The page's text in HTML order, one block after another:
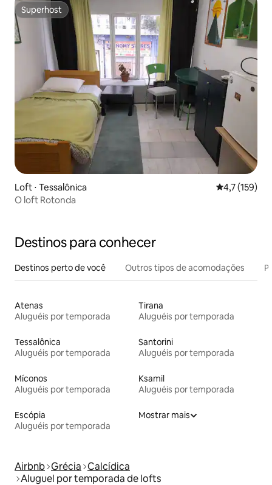
Superhost
Superhost
Loft ⋅ Tessalônica 4,7 de uma
4,7 (159)
O loft Rotonda
Destinos para conhecer
Destinos perto de você Outros tipos de acomodações
Atenas
Aluguéis por temporada
Tirana
Aluguéis por temporada
Tessalônica
Aluguéis por temporada
Santorini
Aluguéis por temporada
Míconos
Aluguéis por temporada
Ksamil
Aluguéis por temporada
Escópia
Aluguéis por temporada
Mostrar mais
Airbnb Grécia Calcídica
Aluguel por temporada de lofts